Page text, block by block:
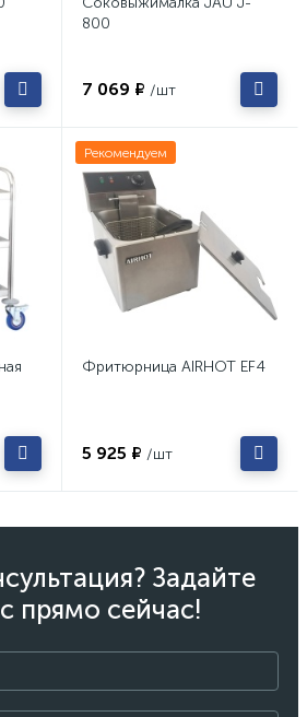
800
7 069 ₽ /шт
Рекомендуем
Фритюрница AIRHOT EF4
5 925 ₽ /шт
Задайте
прямо сейчас!